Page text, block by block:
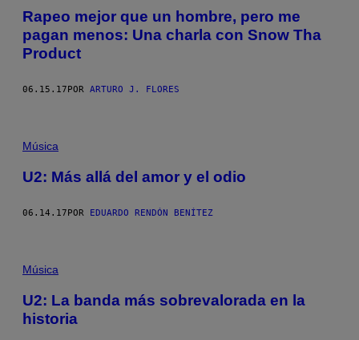
Rapeo mejor que un hombre, pero me
pagan menos: Una charla con Snow Tha
Product
06.15.17 POR ARTURO J. FLORES
Música
U2: Más allá del amor y el odio
06.14.17POR EDUARDO RENDÓN BENÍTEZ
Música
U2: La banda más sobrevalorada en la
historia